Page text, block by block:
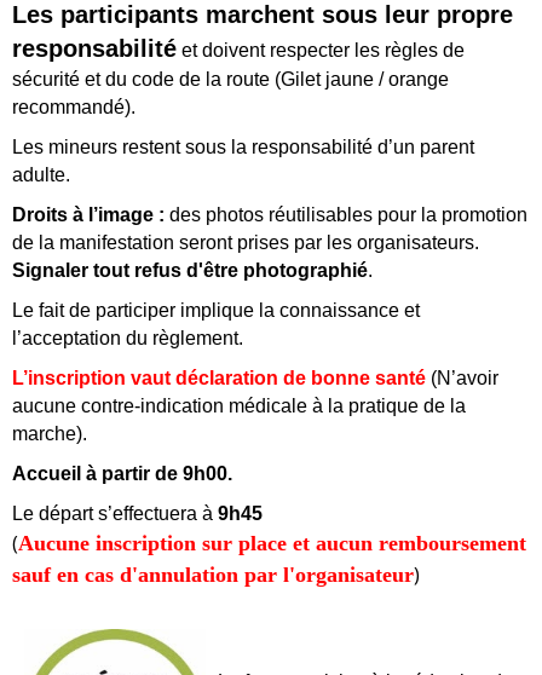
Les participants marchent sous leur propre
responsabilité et doivent respecter les règles de
sécurité et du code de la route (Gilet jaune / orange
recommandé).
Les mineurs restent sous la responsabilité d’un parent
adulte.
Droits à l’image : des photos réutilisables pour la promotion
de la manifestation seront prises par les organisateurs.
Signaler tout refus d'être photographié.
Le fait de participer implique la connaissance et
l’acceptation du règlement.
L’inscription vaut déclaration de bonne santé (N’avoir
aucune contre-indication médicale à la pratique de la
marche).
Accueil à partir de 9h00.
Le départ s’effectuera à 9h45
(Aucune inscription sur place et aucun remboursement
sauf en cas d'annulation par l'organisateur)